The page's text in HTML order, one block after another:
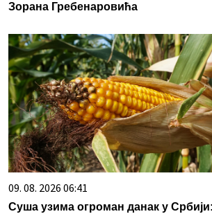
Зорана Гребенаровића
09. 08. 2026 06:41
Суша узима огроман данак у